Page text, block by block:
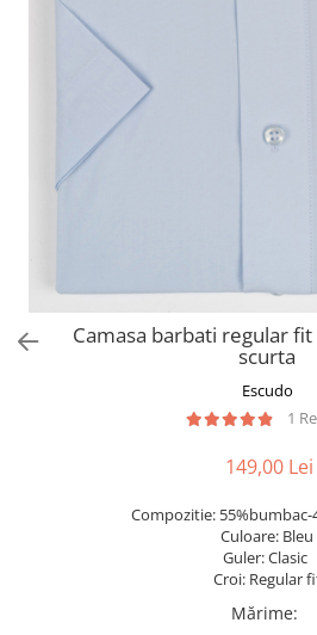
Camasa barbati regular
scurta
Escudo
1
149,00 Lei
Compozitie:
Culoare: Bleu
Guler: Clasic
Croi: Regular
Mărime: